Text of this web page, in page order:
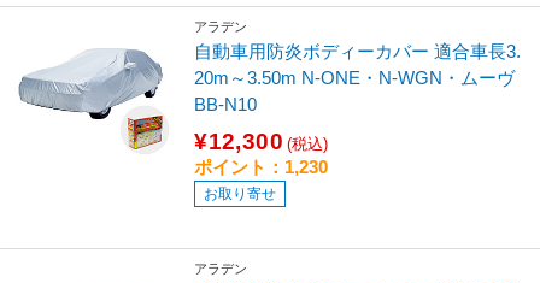
アラデン
自動車用防炎ボディーカバー 適合車長3.
20m～3.50m N-ONE・N-WGN・ムーヴ
BB-N10
¥12,300 (税込)
ポイント：1,230
お取り寄せ
アラデン